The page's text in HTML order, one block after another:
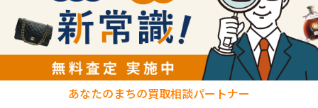
あなたのまちの買取相談パートナー